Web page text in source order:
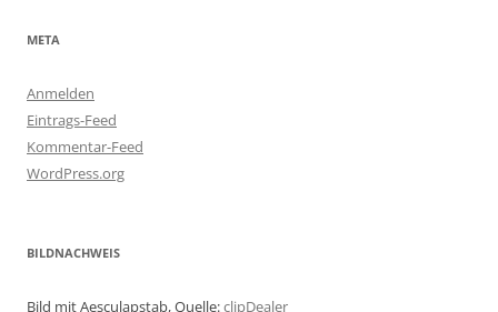
META
Anmelden
Eintrags-Feed
Kommentar-Feed
WordPress.org
BILDNACHWEIS
Bild mit Aesculapstab, Quelle:clipDealer